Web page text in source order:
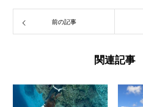
前の記事
関連記事